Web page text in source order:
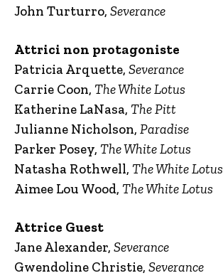
John Turturro, Severance
Attrici non protagoniste
Patricia Arquette, Severance
Carrie Coon, The White Lotus
Katherine LaNasa, The Pitt
Julianne Nicholson, Paradise
Parker Posey, The White Lotus
Natasha Rothwell, The White Lotus
Aimee Lou Wood, The White Lotus
Attrice Guest
Jane Alexander, Severance
Gwendoline Christie, Severance